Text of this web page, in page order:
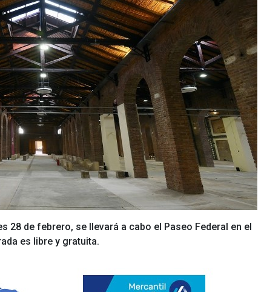
28 de febrero, se llevará a cabo el Paseo Federal en el
es libre y gratuita.